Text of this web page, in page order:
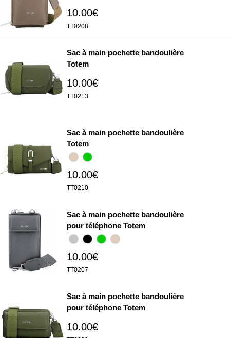
10.00€
TT0208
Sac à main pochette bandoulière
Totem
10.00€
TT0213
Sac à main pochette bandoulière
Totem
10.00€
TT0210
Sac à main pochette bandoulière
pour téléphone Totem
10.00€
TT0207
Sac à main pochette bandoulière
pour téléphone Totem
10.00€